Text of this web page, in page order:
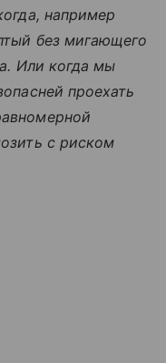
например
без мигающего
Или когда мы
проехать
с риском